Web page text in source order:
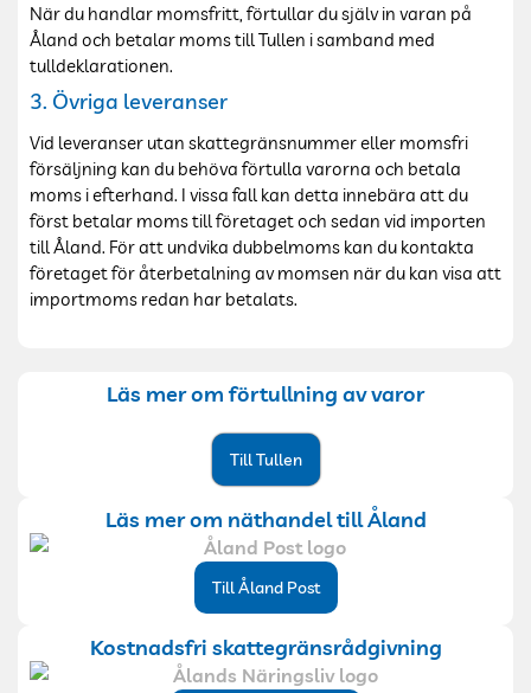
När du handlar momsfritt, förtullar du själv in varan på
Åland och betalar moms till Tullen i samband med
tulldeklarationen.
3. Övriga leveranser
Vid leveranser utan skattegränsnummer eller momsfri
försäljning kan du behöva förtulla varorna och betala
moms i efterhand. I vissa fall kan detta innebära att du
först betalar moms till företaget och sedan vid importen
till Åland. För att undvika dubbelmoms kan du kontakta
företaget för återbetalning av momsen när du kan visa att
importmoms redan har betalats.
Läs mer om förtullning av varor
Till Tullen
Läs mer om näthandel till Åland
Till Åland Post
Kostnadsfri skattegränsrådgivning